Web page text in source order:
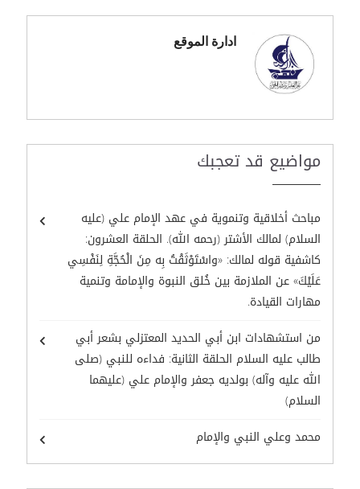
ادارة الموقع
مواضيع قد تعجبك
مباحث أخلاقية وتنموية في عهد الإمام علي (عليه
السلام) لمالك الأشتر (رحمه الله). الحلقة العشرون:
كاشفية قوله لمالك: «واسْتَوْثَقْتُ بِه مِنَ الْحُجَّةِ لِنَفْسِي
عَلَيْكَ» عن الملازمة بين خُلق النبوة والإمامة وتنمية
مهارات القيادة.
من استشهادات ابن أبي الحديد المعتزلي بشعر أبي
طالب عليه السلام الحلقة الثانية: فداءه للنبي (صلى
الله عليه وآله) بولديه جعفر والإمام علي (عليهما
السلام)
محمد وعلي النبي والإمام